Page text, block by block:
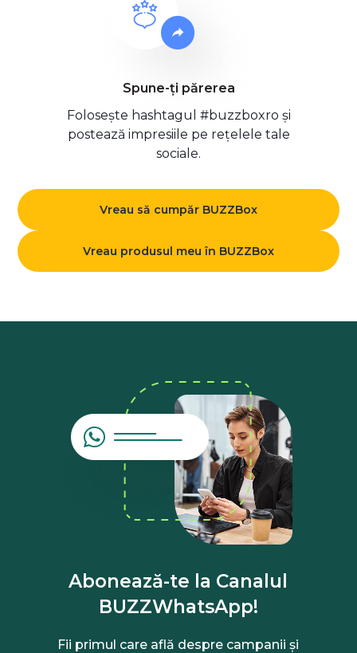
Spune-ți părerea
Folosește hashtagul #buzzboxro și
postează impresiile pe rețelele tale
sociale.
Vreau să cumpăr BUZZBox
Vreau produsul meu în BUZZBox
Abonează-te la Canalul
BUZZWhatsApp!
Fii primul care află despre campanii și